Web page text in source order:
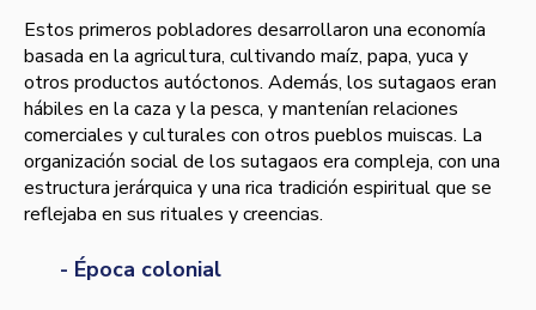
Estos primeros pobladores desarrollaron una economía
basada en la agricultura, cultivando maíz, papa, yuca y
otros productos autóctonos. Además, los sutagaos eran
hábiles en la caza y la pesca, y mantenían relaciones
comerciales y culturales con otros pueblos muiscas. La
organización social de los sutagaos era compleja, con una
estructura jerárquica y una rica tradición espiritual que se
reflejaba en sus rituales y creencias.
- Época colonial